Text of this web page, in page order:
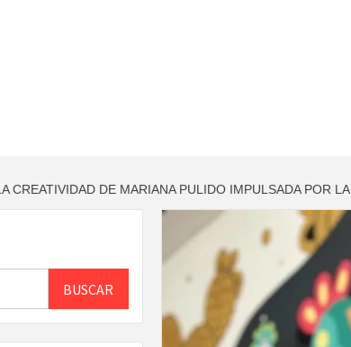
CREATIVIDAD DE MARIANA PULIDO IMPULSADA POR
BUSCAR